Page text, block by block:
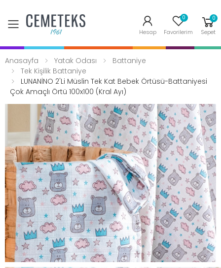
Toggle mobile menu
Hesap
0
Favorilerim
0
Sepet
Anasayfa Yatak Odası
Battaniye
Tek Kişilik Battaniye
LUNANİNO 2'li Müslin Tek Kat Bebek Örtüsü-Battaniyesi
Çok Amaçlı Örtü 100x100 (Kral Ayı)